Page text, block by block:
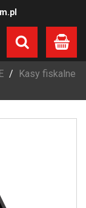
Koszyk
Kasy fiskalne